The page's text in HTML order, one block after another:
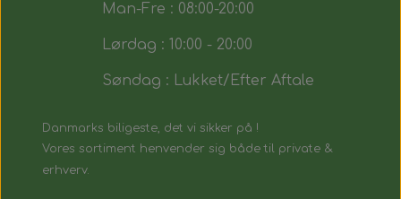
Man-Fre : 08:00-20:00
Lørdag : 10:00 - 20:00
Søndag : Lukket/Efter Aftale
Danmarks biligeste, det vi sikker på !
Vores sortiment henvender sig både til private &
erhverv.